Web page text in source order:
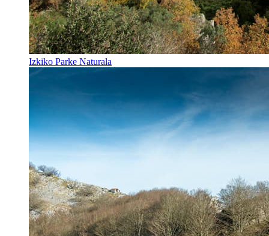
Izkiko Parke Naturala